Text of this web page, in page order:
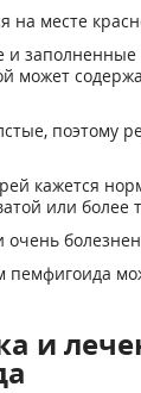
на месте
и заполненные
может
поэтому
кажется
или более
пемфигоида
и